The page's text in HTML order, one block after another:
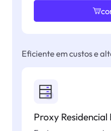
Eficiente em custos e
Proxy